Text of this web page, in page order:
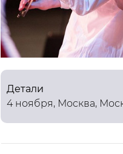
Детали
4 ноября, Москва,